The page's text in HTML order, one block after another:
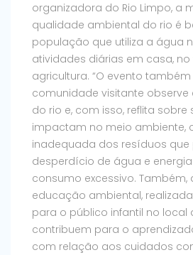
organizadora do Rio Limpo, a
qualidade ambiental do rio é
população que utiliza a água
atividades diárias em casa,
agricultura. “O evento
comunidade visitante observe
do rio e, com isso, reflita
impactam no meio ambiente,
inadequada dos resíduos que
desperdício de água e
consumo excessivo. Também,
educação ambiental,
para o público infantil no local
contribuem para o
com relação aos cuidados